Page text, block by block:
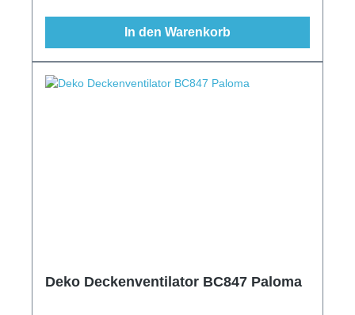
In den Warenkorb
Deko Deckenventilator BC847 Paloma